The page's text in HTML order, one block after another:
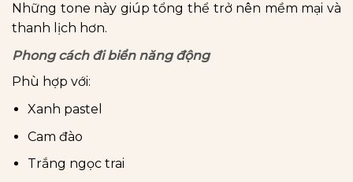
Những tone này giúp tổng thể trở nên mềm mại và
thanh lịch hơn.
Phong cách đi biển năng động
Phù hợp với:
Xanh pastel
Cam đào
Trắng ngọc trai